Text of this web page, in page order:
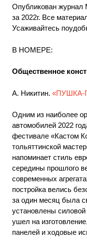
Опубликован
за 2022г. Все
Усаживайтесь
В НОМЕРЕ:
Общественное
А. Никитин. «ПУШКА-
Одним из наиболее
автомобилей 2022
фестивале «Кастом
тольяттинской
напоминает стиль
середины прошлого
современных
постройка велись
за один месяц была
установлены
ушел на
панелей и ходовые